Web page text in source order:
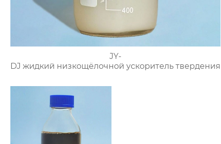
JY-
DJ жидкий низкощёлочной ускоритель твердения